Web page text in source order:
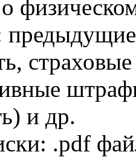
и др.
.pdf